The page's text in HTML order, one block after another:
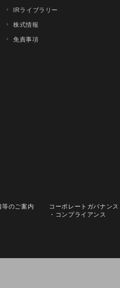
IRライブラリー
株式情報
免責事項
等のご案内
コーポレートガバナンス
・コンプライアンス